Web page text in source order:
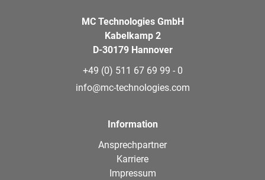
MC Technologies GmbH
Kabelkamp 2
D-30179 Hannover
+49 (0) 511 67 69 99 - 0
info@mc-technologies.com
Information
Ansprechpartner
Karriere
Impressum